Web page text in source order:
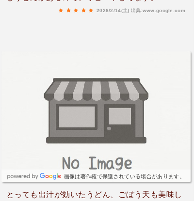
2026/2/14(土) 出典:www.google.com
画像は著作権で保護されている場合があります。
とっても出汁が効いたうどん、ごぼう天も美味し